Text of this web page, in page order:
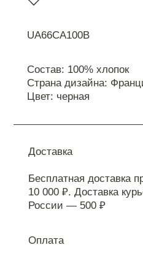
UA66CA100B
Состав: 100% хлопок
Страна дизайна:
Цвет: черная
Доставка
Бесплатная доставка
10 000 ₽. Доставка
России — 500 ₽
Оплата